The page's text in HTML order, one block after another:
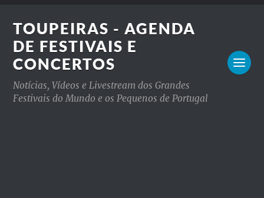
TOUPEIRAS - AGENDA
DE FESTIVAIS E
CONCERTOS
Notícias, Vídeos e Livestream dos Grandes
Festivais do Mundo e os Pequenos de Portugal